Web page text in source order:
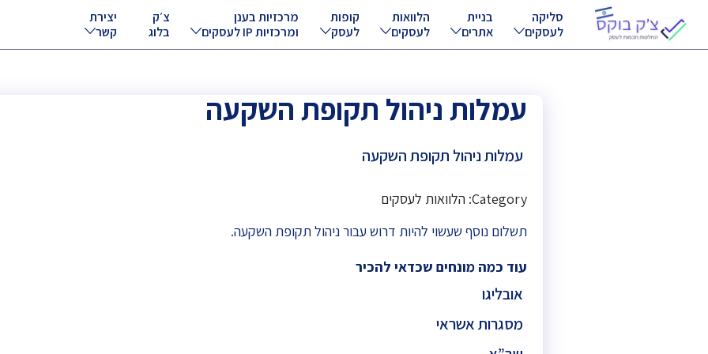
סליקה
לעסקים
בניית
אתרים
הלוואות
לעסקים
קופות
לעסק
מרכזיות בענן
ומרכזיות IP לעסקים
צ׳ק
בלוג
יצירת
קשר
עמלות ניהול תקופת השקעה
עמלות ניהול תקופת השקעה
Category: הלוואות לעסקים
תשלום נוסף שעשוי להיות דרוש עבור ניהול תקופת השקעה.
עוד כמה מונחים שכדאי להכיר
אובליגו
מסגרות אשראי